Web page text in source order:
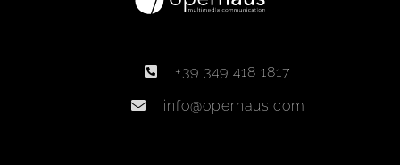
+39 349 418 1817
info@operhaus.com